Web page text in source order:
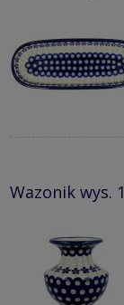
Wazonik wys.